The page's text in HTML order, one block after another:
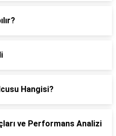
Hangisi?
ve Performans Analizi